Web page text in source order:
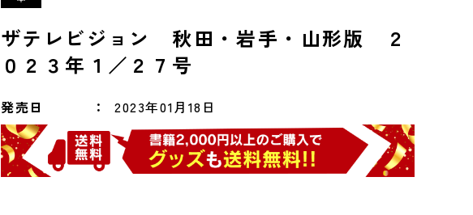
ザテレビジョン 秋田・岩手・山形版 ２
０２３年１／２７号
発売日 2023年01月18日